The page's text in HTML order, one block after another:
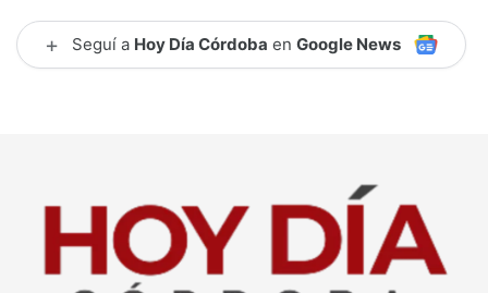
+ Seguí a Hoy Día Córdoba en Google News